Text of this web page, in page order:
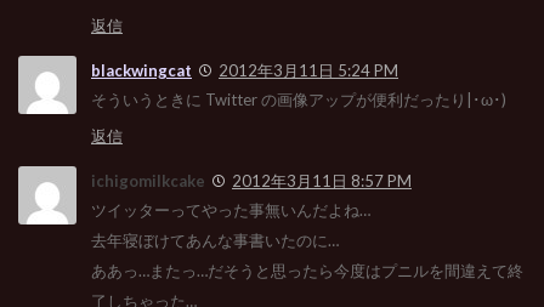
返信
blackwingcat
2012年3月11日 5:24 PM
そういうときに Twitter の画像アップが便利だったり|･ω･)
返信
ichigomilkcake
2012年3月11日 8:57 PM
ツイッターってやった事無いんだよね…
去年寝ぼけてあんな事書いたのに…
ああっ…またっ…だそうと思ったら今度はプニルを間違えて終
了しちゃった…